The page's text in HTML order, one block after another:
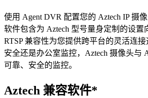
使用 Agent DVR 配置您的 Aztech IP 摄
软件包含为 Aztech 型号量身定制的设置
RTSP 兼容性为您提供跨平台的灵活连
安全还是办公室监控，Aztech 摄像头与
可靠、安全的监控。
Aztech 兼容软件*